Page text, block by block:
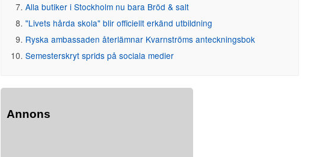
Alla butiker i Stockholm nu bara Bröd & salt
"Livets hårda skola" blir officiellt erkänd utbildning
Ryska ambassaden återlämnar Kvarnströms anteckningsbok
Semesterskryt sprids på sociala medier
Annons